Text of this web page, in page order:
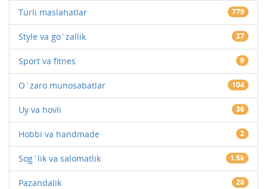
Turli maslahatlar 779
Style va go`zallik 27
Sport va fitnes 9
O`zaro munosabatlar 104
Uy va hovli 36
Hobbi va handmade 2
Sog`lik va salomatlik 1.5k
Pazandalik 20